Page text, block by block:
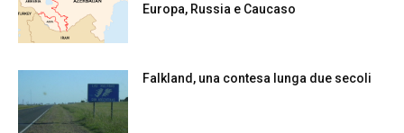
Europa, Russia e Caucaso
Falkland, una contesa lunga due secoli